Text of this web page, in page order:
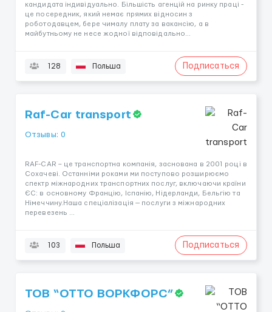
кандидата індивідуально. Більшість агенцій на ринку праці -
це посередник, який немає прямих відносин з
роботодавцем, бере чималу плату за вакансію, а в
майбутньому не несе жодної відповідально...
128 Польша Подписаться
Raf-Car transport
Отзывы: 0
RAF-CAR – це транспортна компанія, заснована в 2001 році в
Сохачеві. Останніми роками ми поступово розширюємо
спектр міжнародних транспортних послуг, включаючи країни
ЄС: в основному Францію, Іспанію, Нідерланди, Бельгію та
Німеччину.Наша спеціалізація — послуги з міжнародних
перевезень ...
103 Польша Подписаться
ТОВ “ОТТО ВОРКФОРС”